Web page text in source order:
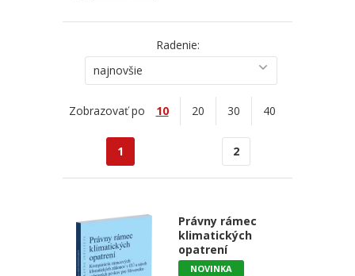
Radenie:
najnovšie
Zobrazovať po 10 20 30 40
1 2
Právny rámec
klimatických
opatrení
NOVINKA